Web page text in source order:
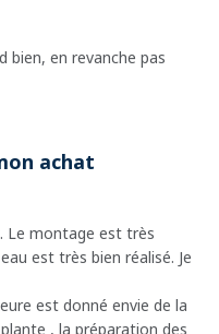
bien, en revanche pas
achat
Le montage est très
est très bien réalisé. Je
est donné envie de la
, la préparation des